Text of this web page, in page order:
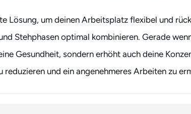
Lösung, um deinen Arbeitsplatz flexibel und
Stehphasen optimal kombinieren. Gerade
Gesundheit, sondern erhöht auch deine
und ein angenehmeres Arbeiten zu